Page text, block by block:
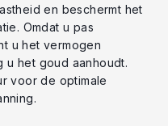
en beschermt het
Omdat u pas
u het vermogen
u het goud aanhoudt.
voor de optimale